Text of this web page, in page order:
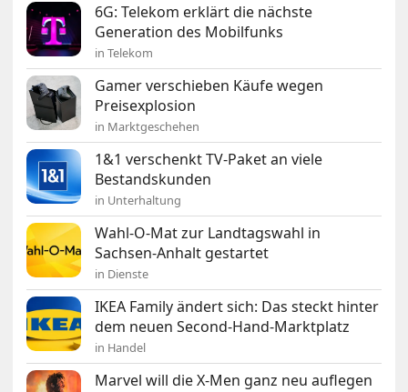
6G: Telekom erklärt die nächste
Generation des Mobilfunks
in Telekom
Gamer verschieben Käufe wegen
Preisexplosion
in Marktgeschehen
1&1 verschenkt TV-Paket an viele
Bestandskunden
in Unterhaltung
Wahl-O-Mat zur Landtagswahl in
Sachsen-Anhalt gestartet
in Dienste
IKEA Family ändert sich: Das steckt hinter
dem neuen Second-Hand-Marktplatz
in Handel
Marvel will die X-Men ganz neu auflegen